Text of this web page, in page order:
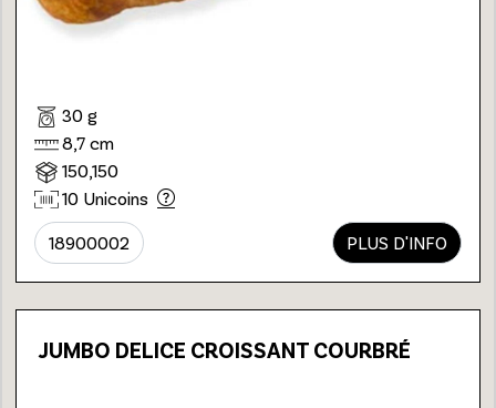
30 g
8,7 cm
150,150
10 Unicoins
18900002 PLUS D'INFO
JUMBO DELICE CROISSANT COURBRÉ